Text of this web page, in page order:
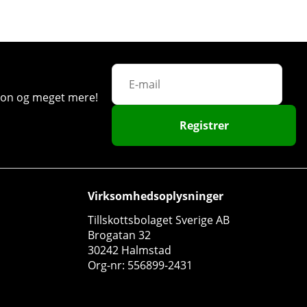
Swedish Supplements
1
344 DKK
og meget mere!
Registrer
Virksomhedsoplysninger
Tillskottsbolaget Sverige AB
Brogatan 32
30242 Halmstad
Org-nr: 556899-2431